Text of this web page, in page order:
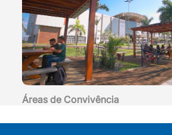
Áreas de Convivência